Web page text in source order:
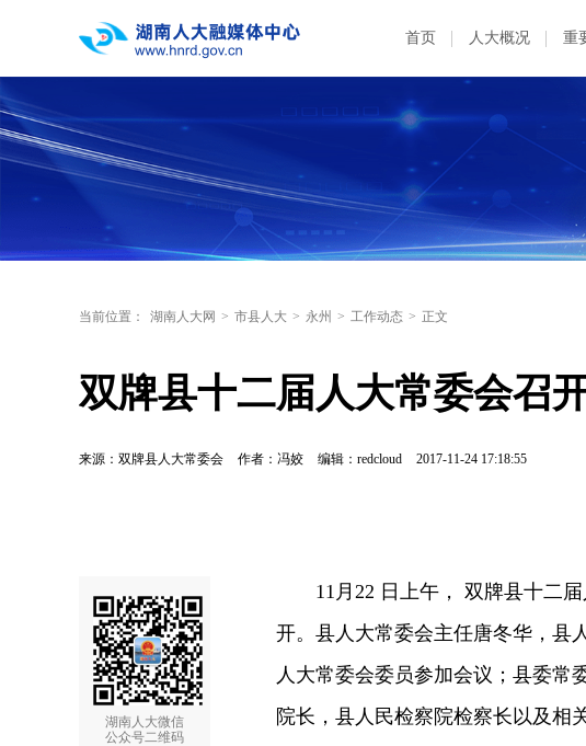
首页 人大概况 重
当前位置： 湖南人大网 > 市县人大 > 永州 > 工作动态 > 正文
双牌县十二届人大常委会召
来源：双牌县人大常委会 作者：冯姣 编辑：redcloud 2017-11-24 17:18:55
湖南人大微信
公众号二维码
11月22 日上午， 双牌县十二届
开。县人大常委会主任唐冬华，县
人大常委会委员参加会议；县委常
院长，县人民检察院检察长以及相